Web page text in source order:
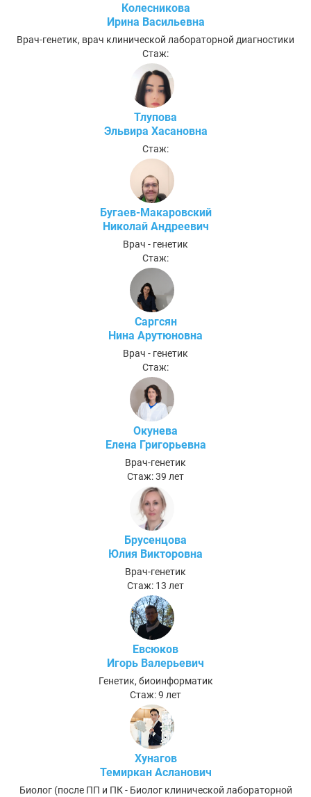
Колесникова
Ирина Васильевна
Врач-генетик, врач клинической лабораторной диагностики
Стаж:
Тлупова
Эльвира Хасановна
Стаж:
Бугаев-Макаровский
Николай Андреевич
Врач - генетик
Стаж:
Саргсян
Нина Арутюновна
Врач - генетик
Стаж:
Окунева
Елена Григорьевна
Врач-генетик
Стаж: 39 лет
Брусенцова
Юлия Викторовна
Врач-генетик
Стаж: 13 лет
Евсюков
Игорь Валерьевич
Генетик, биоинформатик
Стаж: 9 лет
Хунагов
Темиркан Асланович
Биолог (после ПП и ПК - Биолог клинической лабораторной